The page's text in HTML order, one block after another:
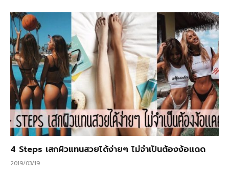
4 Steps เสกผิวแทนสวยได้ง่ายๆ ไม่จำเป็นต้องง้อเเดด
2019/03/19